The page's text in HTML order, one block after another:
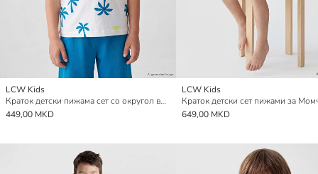
LCW Kids
Краток детски пижама сет со округол врат за момчиња
449,00 MKD
LCW Kids
649,00 MKD